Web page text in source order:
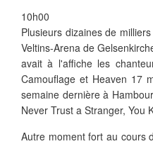
10h00
Plusieurs dizaines de
Veltins-Arena de
avait à l'affiche les
Camouflage et Heaven 17
semaine dernière à
Never Trust a Stranger, You
Autre moment fort au cours